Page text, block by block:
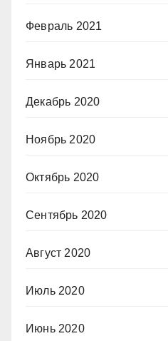
Февраль 2021
Январь 2021
Декабрь 2020
Ноябрь 2020
Октябрь 2020
Сентябрь 2020
Август 2020
Июль 2020
Июнь 2020